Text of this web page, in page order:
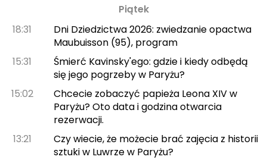
Piątek
18:31
Dni Dziedzictwa 2026: zwiedzanie opactwa
Maubuisson (95), program
15:31
Śmierć Kavinsky'ego: gdzie i kiedy odbędą
się jego pogrzeby w Paryżu?
15:02
Chcecie zobaczyć papieża Leona XIV w
Paryżu? Oto data i godzina otwarcia
rezerwacji.
13:21
Czy wiecie, że możecie brać zajęcia z historii
sztuki w Luwrze w Paryżu?